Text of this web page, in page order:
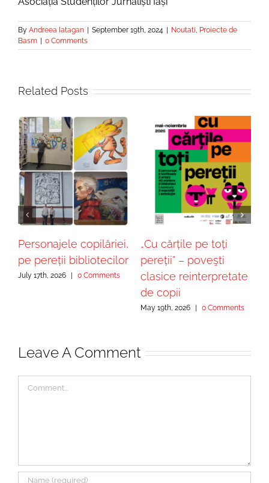
By Andreea Iatagan September 19th, 2024 Noutati, Proiecte de
Basm
0 Comments
Related Posts
Personajele copilăriei,
pe pereții bibliotecilor
July 17th, 2026 | 0 Comments
„Cu cărțile pe toți
pereții” – poveşti
clasice reinterpretate
de copii
May 19th, 2026 | 0 Comments
Leave A Comment